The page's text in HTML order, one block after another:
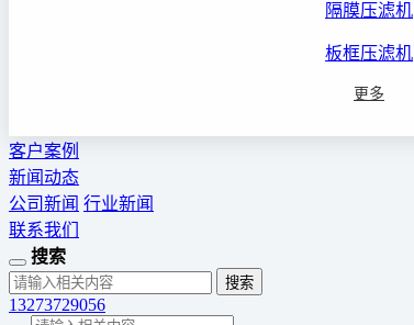
隔膜压滤机
板框压滤机
更多
客户案例
新闻动态
公司新闻 行业新闻
联系我们
搜索
13273729056